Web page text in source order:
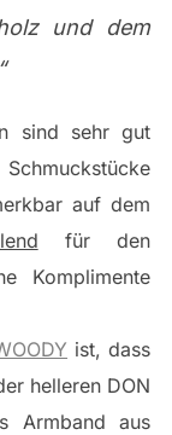
und dem
sind sehr gut
auf dem
für den
Komplimente
ist, dass
helleren DON
Armband aus